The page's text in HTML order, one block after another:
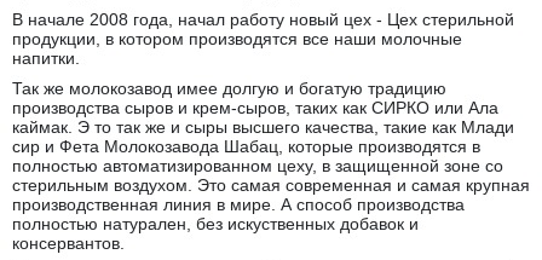
В начале 2008 года, начал работу новый цех - Цех стерильной
продукции, в котором производятся все наши молочные
напитки.
Так же молокозавод имее долгую и богатую традицию
производства сыров и крем-сыров, таких как СИРКО или Ала
каймак. Э то так же и сыры высшего качества, такие как Млади
сир и Фета Молокозавода Шабац, которые производятся в
полностью автоматизированном цеху, в защищенной зоне со
стерильным воздухом. Это самая современная и самая крупная
производственная линия в мире. А способ производства
полностью натурален, без искуственных добавок и
консервантов.